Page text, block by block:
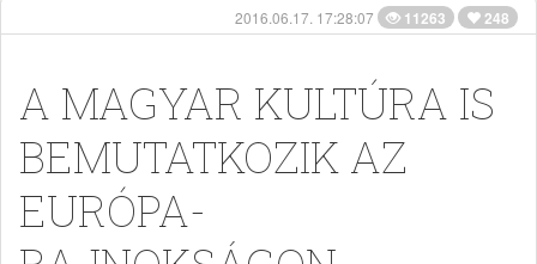
2016.06.17. 17:28:07 11263 248
A MAGYAR KULTÚRA IS
BEMUTATKOZIK AZ
EURÓPA-